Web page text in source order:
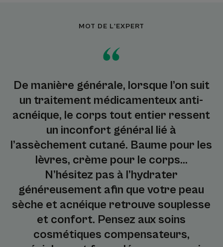
MOT DE L'EXPERT
De manière générale, lorsque l’on suit
un traitement médicamenteux anti-
acnéique, le corps tout entier ressent
un inconfort général lié à
l’assèchement cutané. Baume pour les
lèvres, crème pour le corps…
N’hésitez pas à l’hydrater
généreusement afin que votre peau
sèche et acnéique retrouve souplesse
et confort. Pensez aux soins
cosmétiques compensateurs,